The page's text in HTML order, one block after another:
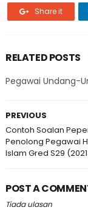
Share it
RELATED POSTS
Pegawai Undang-
PREVIOUS
Contoh Soalan
Penolong Pegawai
Islam Gred S29
POST A
Tiada ulasan